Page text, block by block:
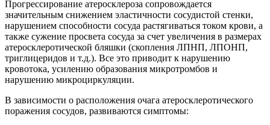
Прогрессирование атеросклероза сопровождается
значительным снижением эластичности сосудистой стенки,
нарушением способности сосуда растягиваться током крови, а
также сужение просвета сосуда за счет увеличения в размерах
атеросклеротической бляшки (скопления ЛПНП, ЛПОНП,
триглицеридов и т.д.). Все это приводит к нарушению
кровотока, усилению образования микротромбов и
нарушению микроциркуляции.
В зависимости о расположения очага атеросклеротического
поражения сосудов, развиваются симптомы: